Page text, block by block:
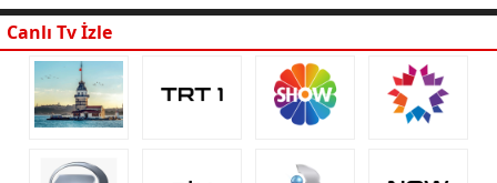
Canlı Tv İzle